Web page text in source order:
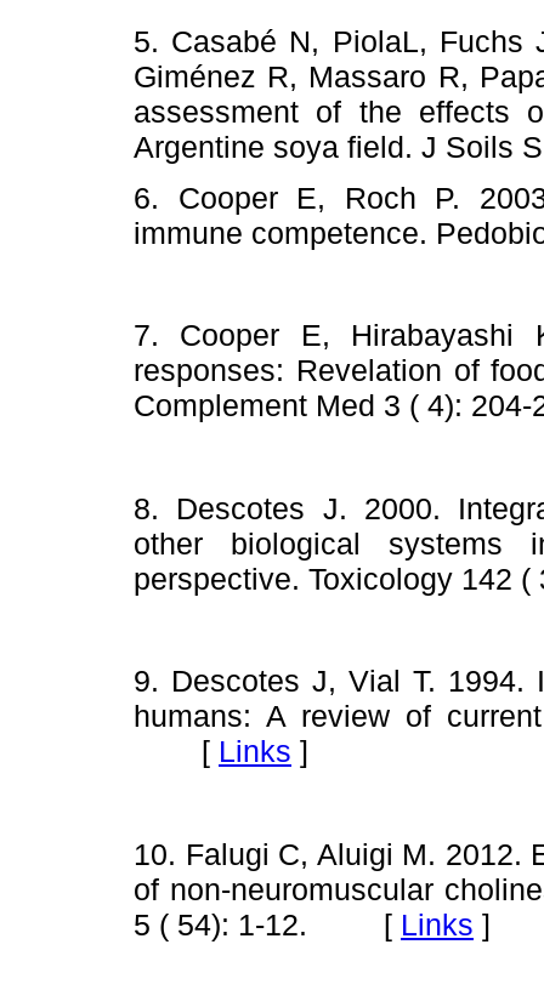
5. Casabé N, PiolaL, Fuchs
Giménez R, Massaro R,
assessment of the effects
Argentine soya field. J Soils
6. Cooper E, Roch P.
immune competence.
7. Cooper E, Hirabayashi
responses: Revelation of
Complement Med 3 ( 4):
8. Descotes J. 2000.
other biological systems
perspective. Toxicology 142
9. Descotes J, Vial T. 1994.
humans: A review of
[ Links ]
10. Falugi C, Aluigi M. 2012.
of non-neuromuscular
5 ( 54): 1-12.
[ Links ]